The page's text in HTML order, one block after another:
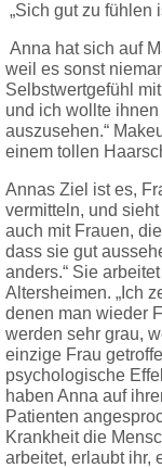
„Sich gut zu fühlen
Anna hat sich auf
weil es sonst
Selbstwertgefühl
und ich wollte ihnen
auszusehen.“
einem tollen
Annas Ziel ist es,
vermitteln, und
auch mit Frauen,
dass sie gut
anders.“ Sie
Altersheimen. „Ich
denen man wieder
werden sehr grau,
einzige Frau
psychologische
haben Anna auf
Patienten
Krankheit die
arbeitet, erlaubt ihr,